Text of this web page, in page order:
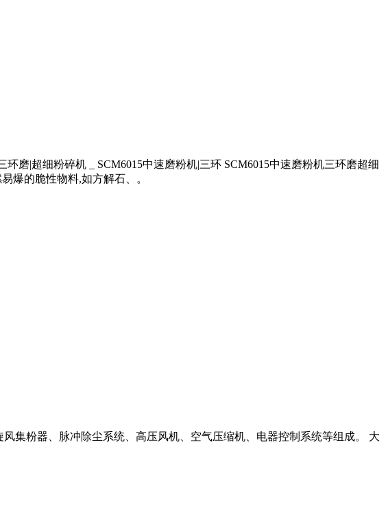
磨|超细粉碎机 _ SCM6015中速磨粉机|三环 SCM6015中速磨粉机三环磨超细
爆的脆性物料,如方解石、。
集粉器、脉冲除尘系统、高压风机、空气压缩机、电器控制系统等组成。 大